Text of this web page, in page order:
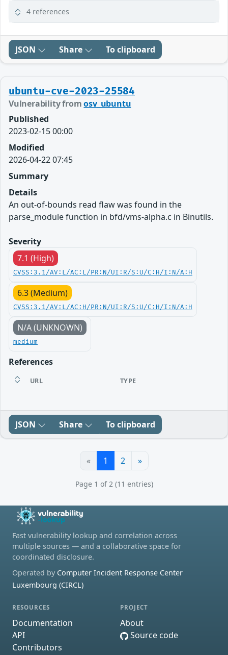
4 references
JSON Share To clipboard
ubuntu-cve-2023-25584
Vulnerability fromosv_ubuntu
Published
2023-02-15 00:00
Modified
2026-04-22 07:45
Summary
Details
An out-of-bounds read flaw was found in the
parse_module function in bfd/vms-alpha.c in Binutils.
Severity
7.1 (High)
CVSS:3.1/AV:L/AC:L/PR:N/UI:R/S:U/C:H/I:N/A:H
6.3 (Medium)
CVSS:3.1/AV:L/AC:H/PR:N/UI:R/S:U/C:H/I:N/A:H
N/A (UNKNOWN)
medium
References
URL TYPE
JSON Share To clipboard
« 1 2 »
Page 1 of 2 (11 entries)
Fast vulnerability lookup and correlation across
multiple sources — and a collaborative space for
coordinated disclosure.
Operated by Computer Incident Response Center
Luxembourg (CIRCL)
RESOURCES
Documentation
API
Contributors
PROJECT
About
Source code